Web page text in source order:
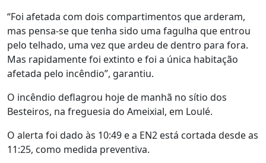
“Foi afetada com dois compartimentos que arderam,
mas pensa-se que tenha sido uma fagulha que entrou
pelo telhado, uma vez que ardeu de dentro para fora.
Mas rapidamente foi extinto e foi a única habitação
afetada pelo incêndio”, garantiu.
O incêndio deflagrou hoje de manhã no sítio dos
Besteiros, na freguesia do Ameixial, em Loulé.
O alerta foi dado às 10:49 e a EN2 está cortada desde as
11:25, como medida preventiva.